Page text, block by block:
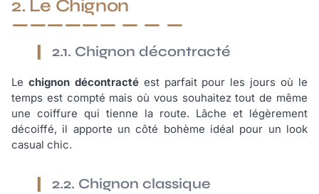
2. Le Chignon
2.1. Chignon décontracté
Le chignon décontractéest parfait pour les jours où le
temps est compté mais où vous souhaitez tout de même
une coiffure qui tienne la route. Lâche et légèrement
décoiffé, il apporte un côté bohème idéal pour un look
casual chic.
2.2. Chignon classique